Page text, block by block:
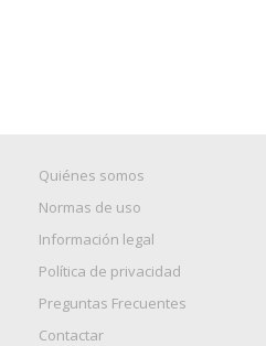
Quiénes somos
Normas de uso
Información legal
Política de privacidad
Preguntas Frecuentes
Contactar